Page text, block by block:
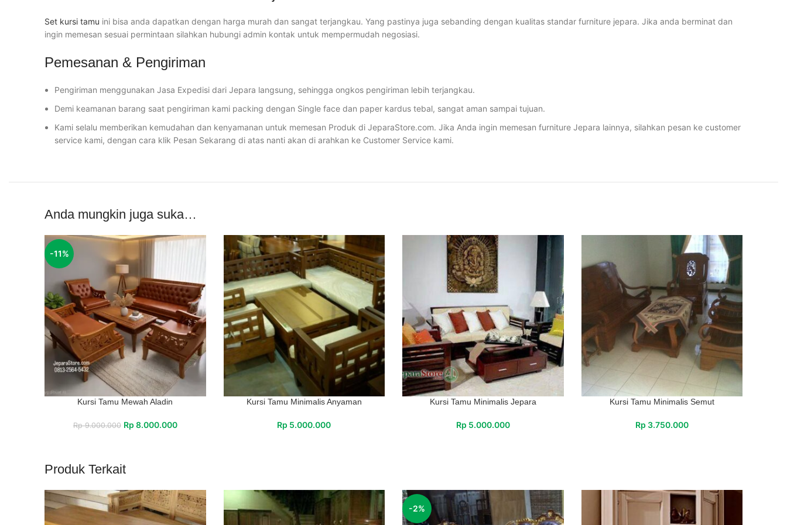
Set kursi tamu ini bisa anda dapatkan dengan harga murah dan sangat terjangkau. Yang pastinya juga sebanding dengan kualitas standar furniture jepara. Jika anda berminat dan
ingin memesan sesuai permintaan silahkan hubungi admin kontak untuk mempermudah negosiasi.
Pemesanan & Pengiriman
Pengiriman menggunakan Jasa Expedisi dari Jepara langsung, sehingga ongkos pengiriman lebih terjangkau.
Demi keamanan barang saat pengiriman kami packing dengan Single face dan paper kardus tebal, sangat aman sampai tujuan.
Kami selalu memberikan kemudahan dan kenyamanan untuk memesan Produk di JeparaStore.com. Jika Anda ingin memesan furniture Jepara lainnya, silahkan pesan ke customer
service kami, dengan cara klik Pesan Sekarang di atas nanti akan di arahkan ke Customer Service kami.
Anda mungkin juga suka…
-11%
Kursi Tamu Mewah Aladin
Rp9.000.000 Rp 8.000.000
Kursi Tamu Minimalis Anyaman
Rp 5.000.000
Kursi Tamu Minimalis Jepara
Rp 5.000.000
Kursi Tamu Minimalis Semut
Rp 3.750.000
Produk Terkait
-2%